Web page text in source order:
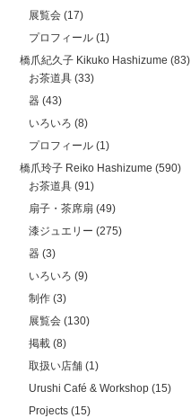
展覧会 (17)
プロフィール (1)
橋爪紀久子 Kikuko Hashizume (83)
お茶道具 (33)
器 (43)
いろいろ (8)
プロフィール (1)
橋爪玲子 Reiko Hashizume (590)
お茶道具 (91)
扇子・茶席扇 (49)
漆ジュエリー (275)
器 (3)
いろいろ (9)
制作 (3)
展覧会 (130)
掲載 (8)
取扱い店舗 (1)
Urushi Café & Workshop (15)
Projects (15)